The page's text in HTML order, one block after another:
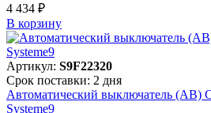
4 434 ₽
В корзинy
Артикул: S9F22320
Срок поставки: 2 дня
Автоматический выключатель (АВ)
Systeme9